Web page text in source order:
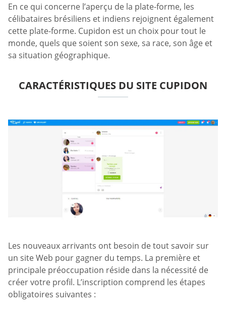
En ce qui concerne l’aperçu de la plate-forme, les
célibataires brésiliens et indiens rejoignent également
cette plate-forme. Cupidon est un choix pour tout le
monde, quels que soient son sexe, sa race, son âge et
sa situation géographique.
CARACTÉRISTIQUES DU SITE CUPIDON
Les nouveaux arrivants ont besoin de tout savoir sur
un site Web pour gagner du temps. La première et
principale préoccupation réside dans la nécessité de
créer votre profil. L’inscription comprend les étapes
obligatoires suivantes :